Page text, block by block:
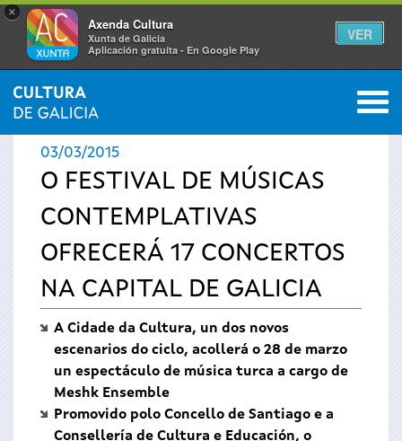
×
Axenda Cultura
Xunta de Galicia
Aplicación gratuíta - En Google Play
VER
Vostede
está
aquí
INICIO › ACTUALIDADE 0
03/03/2015
O FESTIVAL DE MÚSICAS
CONTEMPLATIVAS
OFRECERÁ 17 CONCERTOS
NA CAPITAL DE GALICIA
A Cidade da Cultura, un dos novos
escenarios do ciclo, acollerá o 28 de marzo
un espectáculo de música turca a cargo de
Meshk Ensemble
Promovido polo Concello de Santiago e a
Consellería de Cultura e Educación, o